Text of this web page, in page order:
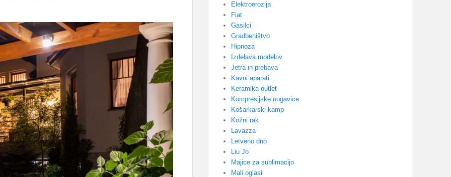
Elektroerozija
Fiat
Gasilci
Gradbeništvo
Hipnoza
Izdelava modelov
Jetra in prebava
Kavni aparati
Keramika outlet
Kompresijske nogavice
Košarkarski kamp
Kožni rak
Lavazza
Letveno dno
Liu Jo
Majice za sublimacijo
Mali oglasi